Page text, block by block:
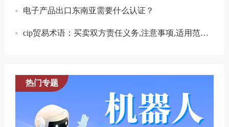
电子产品出口东南亚需要什么认证？
cip贸易术语：买卖双方责任义务,注意事项,适用范围解读
热门专题